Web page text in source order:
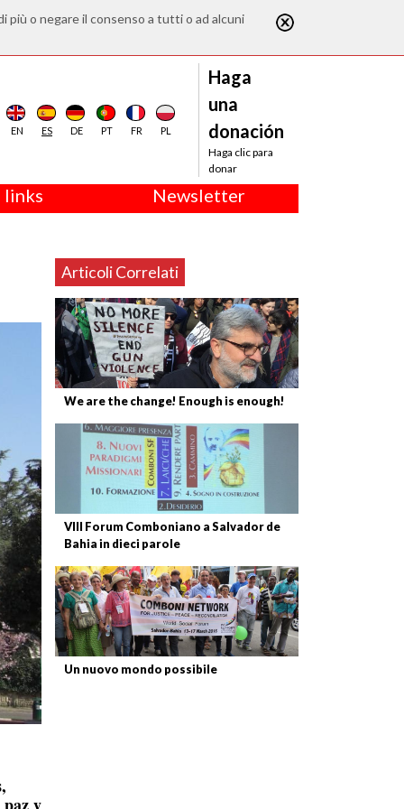
più o negare il consenso a tutti o ad alcuni
EN ES DE PT FR PL
Haga
una
donación
Haga clic para
donar
links Newsletter
Articoli Correlati
We are the change! Enough is enough!
VIII Forum Comboniano a Salvador de
Bahia in dieci parole
Un nuovo mondo possibile